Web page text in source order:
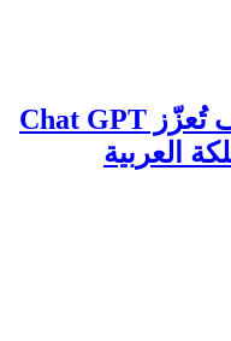
تحول الدردشة الذكية: كيف تُعزّز Chat GPT
العربية